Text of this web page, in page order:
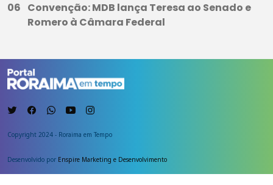
Convenção: MDB lança Teresa ao Senado e
Romero à Câmara Federal
Copyright 2024 - Roraima em Tempo
Desenvolvido por Enspire Marketing e Desenvolvimento